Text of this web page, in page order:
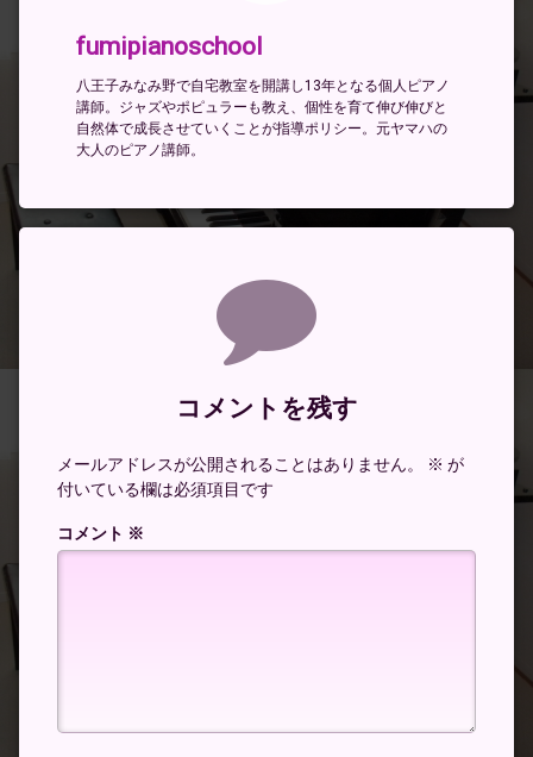
fumipianoschool
八王子みなみ野で自宅教室を開講し13年となる個人ピアノ
講師。ジャズやポピュラーも教え、個性を育て伸び伸びと
自然体で成長させていくことが指導ポリシー。元ヤマハの
大人のピアノ講師。
コメントを残す
メールアドレスが公開されることはありません。 ※ が
付いている欄は必須項目です
コメント ※